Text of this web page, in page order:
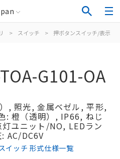
> スイッチ > 押ボタンスイッチ/表示灯
G101-OA
, 照光, 金属ベゼル, 平形,
: 橙（透明）, IP66, ねじ
ユニット/NO, LEDラン
AC/DC6V
イッチ 形式仕様一覧